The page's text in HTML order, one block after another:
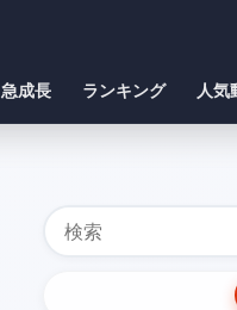
急成長 ランキング 人気